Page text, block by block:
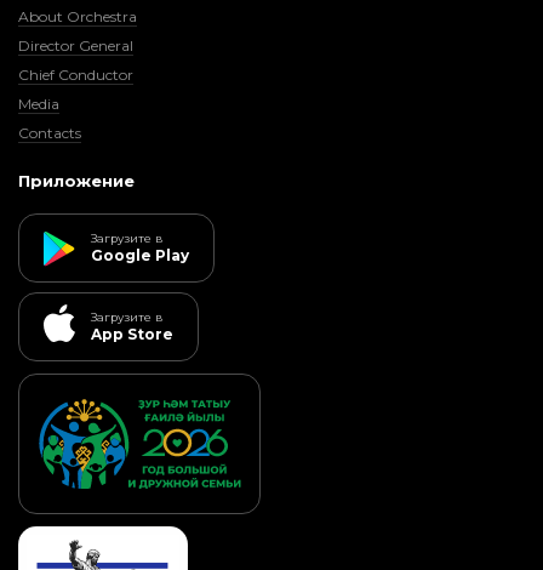
About Orchestra
Director General
Chief Conductor
Media
Contacts
Приложение
Загрузите в
Google Play
Загрузите в
App Store